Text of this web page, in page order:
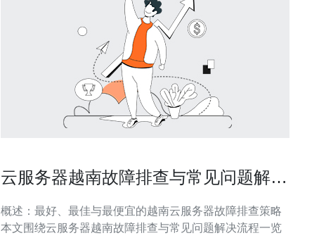
云服务器越南故障排查与常见问题解决
概述：最好、最佳与最便宜的越南云服务器故障排查策略
本文围绕云服务器越南故障排查与常见问题解决流程一览